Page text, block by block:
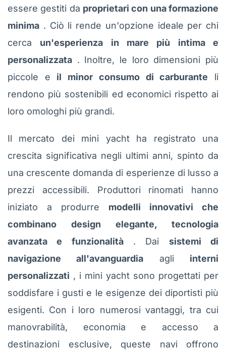
essere gestiti da proprietari con una formazione
minima . Ciò li rende un'opzione ideale per chi
cerca un'esperienza in mare più intima e
personalizzata . Inoltre, le loro dimensioni più
piccole e il minor consumo di carburante li
rendono più sostenibili ed economici rispetto ai
loro omologhi più grandi.
Il mercato dei mini yacht ha registrato una
crescita significativa negli ultimi anni, spinto da
una crescente domanda di esperienze di lusso a
prezzi accessibili. Produttori rinomati hanno
iniziato a produrre modelli innovativi che
combinano design elegante, tecnologia
avanzata e funzionalità. Dai sistemi di
navigazione all'avanguardia agli interni
personalizzati , i mini yacht sono progettati per
soddisfare i gusti e le esigenze dei diportisti più
esigenti. Con i loro numerosi vantaggi, tra cui
manovrabilità, economia e accesso a
destinazioni esclusive, queste navi offrono